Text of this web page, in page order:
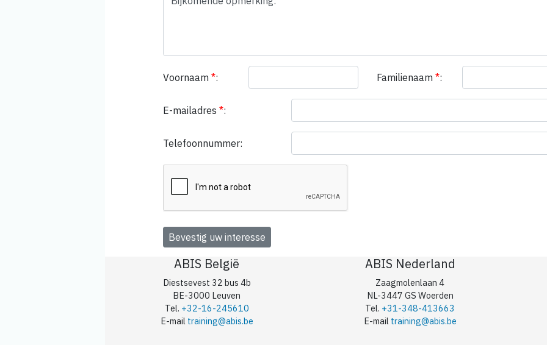
Voornaam *: Familienaam *:
E-mailadres *:
Telefoonnummer:
ABIS België
Diestsevest 32 bus 4b
BE-3000 Leuven
Tel. +32-16-245610
E-mail training@abis.be
ABIS Nederland
Zaagmolenlaan 4
NL-3447 GS Woerden
Tel. +31-348-413663
E-mail training@abis.be